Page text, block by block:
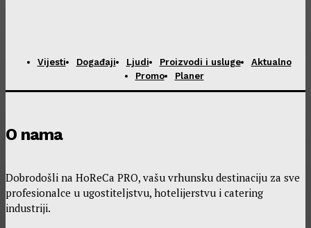
Vijesti Događaji Ljudi Proizvodi i usluge
Aktualno
Promo
Planer
O nama
Dobrodošli na HoReCa PRO, vašu vrhunsku destinaciju za sve
profesionalce u ugostiteljstvu, hotelijerstvu i catering
industriji.